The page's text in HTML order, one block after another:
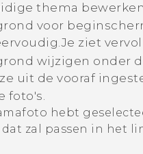
thema
voor
.Je ziet
wijzigen onder
uit de vooraf
foto's.
hebt
zal passen in het